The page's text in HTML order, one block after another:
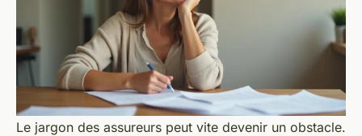
Le jargon des assureurs peut vite devenir un obstacle.